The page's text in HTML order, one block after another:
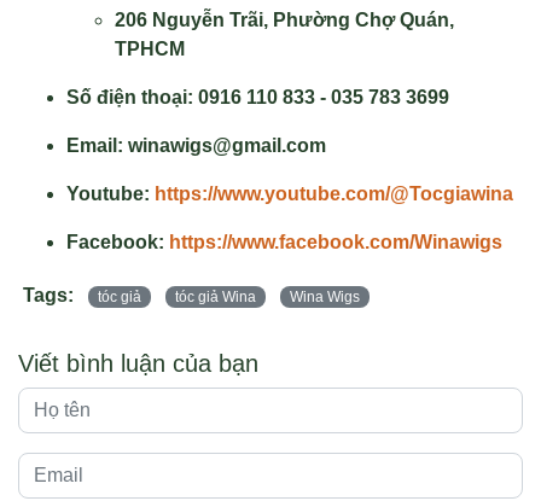
206 Nguyễn Trãi, Phường Chợ Quán,
TPHCM
Số điện thoại: 0916 110 833 - 035 783 3699
Email: winawigs@gmail.com
Youtube: https://www.youtube.com/@Tocgiawina
Facebook: https://www.facebook.com/Winawigs
Tags: tóc giả tóc giả Wina Wina Wigs
Viết bình luận của bạn